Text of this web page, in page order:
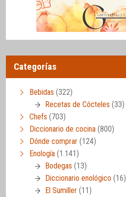
Categorías
Bebidas (322)
Recetas de Cócteles (33)
Chefs (703)
Diccionario de cocina (800)
Dónde comprar (124)
Enología (1.141)
Bodegas (13)
Diccionario enológico (16)
El Sumiller (11)